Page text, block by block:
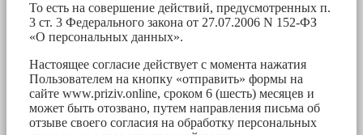
То есть на совершение действий, предусмотренных п.
3 ст. 3 Федерального закона от 27.07.2006 N 152-ФЗ
«О персональных данных».
Настоящее согласие действует с момента нажатия
Пользователем на кнопку «отправить» формы на
сайте www.priziv.online, сроком 6 (шесть) месяцев и
может быть отозвано, путем направления письма об
отзыве своего согласия на обработку персональных